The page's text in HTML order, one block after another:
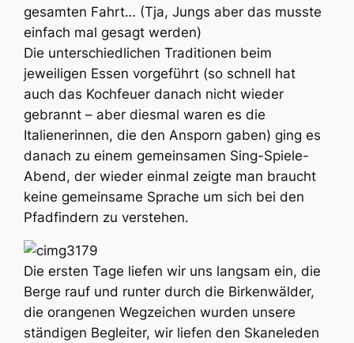
gesamten Fahrt… (Tja, Jungs aber das musste
einfach mal gesagt werden)
Die unterschiedlichen Traditionen beim
jeweiligen Essen vorgeführt (so schnell hat
auch das Kochfeuer danach nicht wieder
gebrannt – aber diesmal waren es die
Italienerinnen, die den Ansporn gaben) ging es
danach zu einem gemeinsamen Sing-Spiele-
Abend, der wieder einmal zeigte man braucht
keine gemeinsame Sprache um sich bei den
Pfadfindern zu verstehen.
Die ersten Tage liefen wir uns langsam ein, die
Berge rauf und runter durch die Birkenwälder,
die orangenen Wegzeichen wurden unsere
ständigen Begleiter, wir liefen den Skaneleden